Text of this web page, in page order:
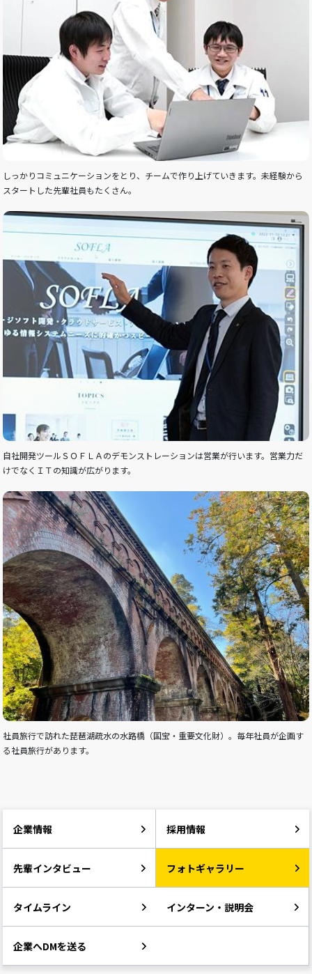
しっかりコミュニケーションをとり、チームで作り上げていきます。未経験から
スタートした先輩社員もたくさん。
自社開発ツールＳＯＦＬＡのデモンストレーションは営業が行います。営業力だ
けでなくＩＴの知識が広がります。
社員旅行で訪れた琵琶湖疏水の水路橋（国宝・重要文化財）。毎年社員が企画す
る社員旅行があります。
企業情報 採用情報
先輩インタビュー フォトギャラリー
タイムライン インターン・説明会
企業へDMを送る